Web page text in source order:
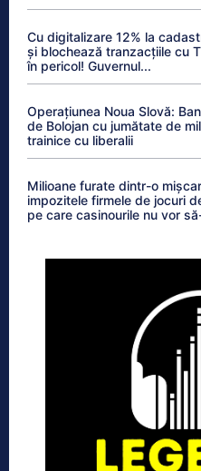
Cu digitalizare 12% la
și blochează tranzacțiile cu
în pericol! Guvernul...
Operațiunea Noua Slovă:
de Bolojan cu jumătate de
trainice cu liberalii
Milioane furate dintr-o
impozitele firmele de jocuri
pe care casinourile nu vor